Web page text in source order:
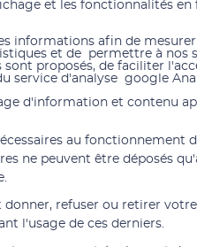
et les fonctionnalités en
informations afin de
et de permettre à nos
sont proposés, de faciliter
service d'analyse google
d'information et contenu
au fonctionnement
ne peuvent être déposés
donner, refuser ou retirer
l'usage de ces derniers.